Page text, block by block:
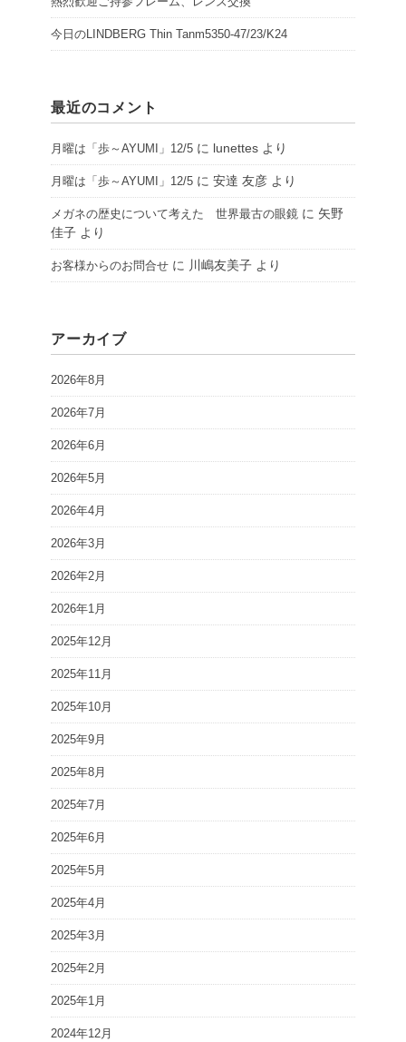
今日のLINDBERG Thin Tanm5350-47/23/K24
最近のコメント
月曜は「歩～AYUMI」12/5 に lunettes より
月曜は「歩～AYUMI」12/5 に 安達 友彦 より
メガネの歴史について考えた 世界最古の眼鏡 に 矢野
佳子 より
お客様からのお問合せ に 川嶋友美子 より
アーカイブ
2026年8月
2026年7月
2026年6月
2026年5月
2026年4月
2026年3月
2026年2月
2026年1月
2025年12月
2025年11月
2025年10月
2025年9月
2025年8月
2025年7月
2025年6月
2025年5月
2025年4月
2025年3月
2025年2月
2025年1月
2024年12月